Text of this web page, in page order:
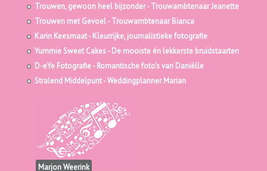
Trouwen, gewoon heel bijzonder- Trouwambtenaar Jeanette
Trouwen met Gevoel- Trouwambtenaar Bianca
Karin Keesmaat- Kleurrijke, journalistieke fotografie
Yummie Sweet Cakes- De mooiste én lekkerste bruidstaarten
D-eYe Fotografie- Romantische foto's van Daniëlle
Stralend Middelpunt- Weddingplanner Marian
Marjon Weerink